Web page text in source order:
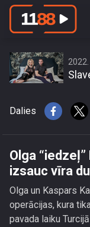
Olga
Dalies
Olga
izsauc vīra
Olga un Kaspars
operācijas, kura
pavada laiku